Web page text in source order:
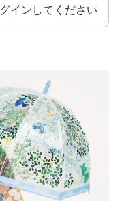
イン してください